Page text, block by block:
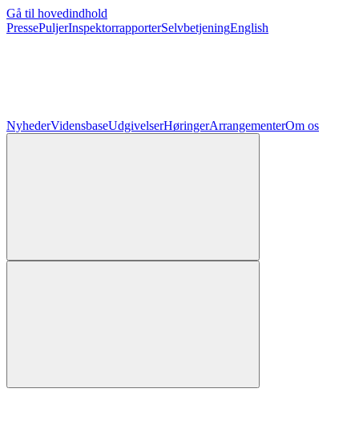
Gå til hovedindhold
PressePuljerInspektorrapporterSelvbetjeningEnglish
NyhederVidensbaseUdgivelserHøringerArrangementerOm os